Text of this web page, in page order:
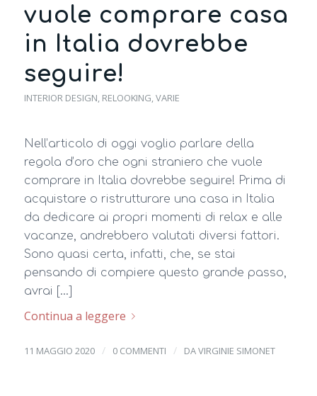
vuole comprare casa
in Italia dovrebbe
seguire!
INTERIOR DESIGN, RELOOKING,VARIE
Nell’articolo di oggi voglio parlare della
regola d’oro che ogni straniero che vuole
comprare in Italia dovrebbe seguire! Prima di
acquistare o ristrutturare una casa in Italia
da dedicare ai propri momenti di relax e alle
vacanze, andrebbero valutati diversi fattori.
Sono quasi certa, infatti, che, se stai
pensando di compiere questo grande passo,
avrai […]
Continua a leggere
11 MAGGIO 2020 / 0 COMMENTI / DAVIRGINIE SIMONET